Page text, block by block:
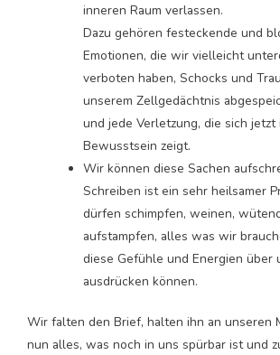
inneren Raum verlassen.
Dazu gehören festeckende und
Emotionen, die wir vielleicht
verboten haben, Schocks und
unserem Zellgedächtnis
und jede Verletzung, die sich jetzt
Bewusstsein zeigt.
Wir können diese Sachen
Schreiben ist ein sehr heilsamer
dürfen schimpfen, weinen,
aufstampfen, alles was wir
diese Gefühle und Energien über
ausdrücken können.
Wir falten den Brief, halten ihn an unseren
nun alles, was noch in uns spürbar ist und